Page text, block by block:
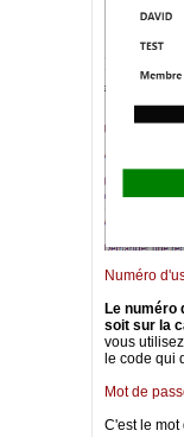
Numéro
Le numéro
soit sur la
vous
le code qui
Mot de
C'est le mot